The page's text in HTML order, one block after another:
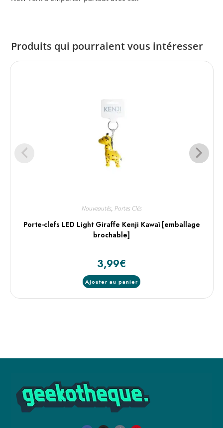
Produits qui pourraient vous intéresser
Nouveautés, Portes Clés
Porte-clefs LED Light Giraffe Kenji Kawaï [emballage
brochable]
3,99€
Ajouter au panier